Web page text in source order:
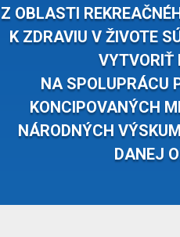
Z OBLASTI
K ZDRAVIU V ŽIVOTE
VYTVORIŤ
NA SPOLUPRÁCU
KONCIPOVANÝCH
NÁRODNÝCH
DANEJ